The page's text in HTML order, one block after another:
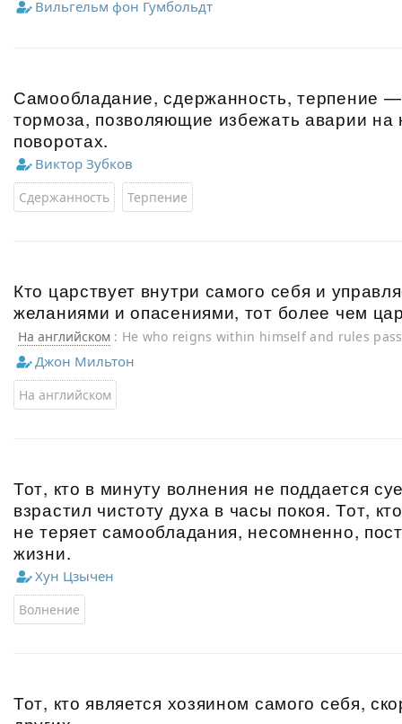
Вильгельм фон Гумбольдт
Самообладание, сдержанность, терпение
тормоза, позволяющие избежать аварии на
поворотах.
Виктор Зубков
Сдержанность Терпение
Кто царствует внутри самого себя и
желаниями и опасениями, тот более чем
На английском : He who reigns within himself and rules
more than a king.
Джон Мильтон
На английском
Тот, кто в минуту волнения не поддается
взрастил чистоту духа в часы покоя. Тот,
не теряет самообладания, несомненно,
жизни.
Хун Цзычен
Волнение
Тот, кто является хозяином самого себя,